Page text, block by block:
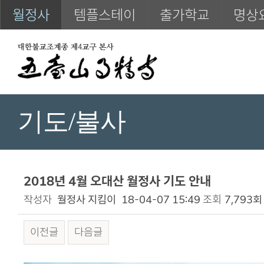
월정사 템플스테이 출가학교 명상
기도/불사
2018년 4월 오대산 월정사 기도 안내
작성자 월정사 지킴이 18-04-07 15:49 조회 7,793회
이전글 다음글